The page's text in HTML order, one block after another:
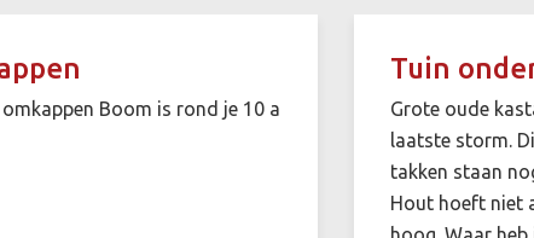
Boom is rond je 10 a
Tuin
Grote oude
laatste storm.
takken staan
Hout hoeft niet